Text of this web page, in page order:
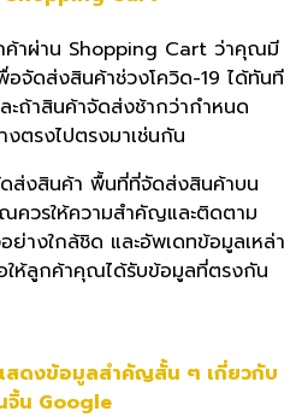
ค้าผ่าน Shopping Cart ว่าคุณมี
อจัดส่งสินค้าช่วงโควิด-19 ได้ทันที
ะถ้าสินค้าจัดส่งช้ากว่ากำหนด
ตรงไปตรงมาเช่นกัน
ส่งสินค้า พื้นที่ที่จัดส่งสินค้าบน
ควรให้ความสำคัญและติดตาม
างใกล้ชิด และอัพเดทข้อมูลเหล่า
ให้ลูกค้าคุณได้รับข้อมูลที่ตรงกัน
สดงข้อมูลสำคัญสั้น ๆ เกี่ยวกับ
จิ้น Google